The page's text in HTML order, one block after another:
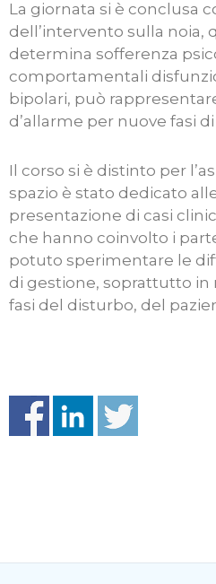
La giornata si è conclusa
dell’intervento sulla noia,
determina sofferenza
comportamentali
bipolari, può
d’allarme per nuove fasi
Il corso si è distinto per
spazio è stato dedicato
presentazione di casi
che hanno coinvolto i
potuto sperimentare le
di gestione, soprattutto in
fasi del disturbo, del